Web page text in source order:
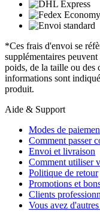
*Ces frais d'envoi se
supplémentaires
poids, de la taille ou des
informations sont
produit.
Aide & Support
Modes de
Comment passer
Envoi et livraison
Comment utiliser
Politique de retour
Promotions et
Clients
Vous avez